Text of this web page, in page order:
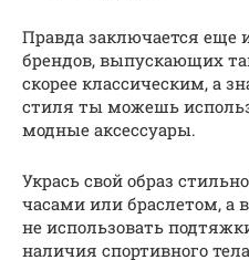
Правда заключается еще
брендов, выпускающих
скорее классическим, а
стиля ты можешь
модные аксессуары.
Укрась свой образ
часами или браслетом, а
не использовать
наличия спортивного